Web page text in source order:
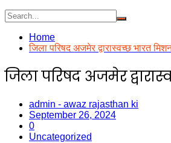
Home
जिला परिषद अजमेर द्वारास्वच्छ भारत
जिला परिषद अजमेर
admin - awaz rajasthan ki
September 26, 2024
0
Uncategorized